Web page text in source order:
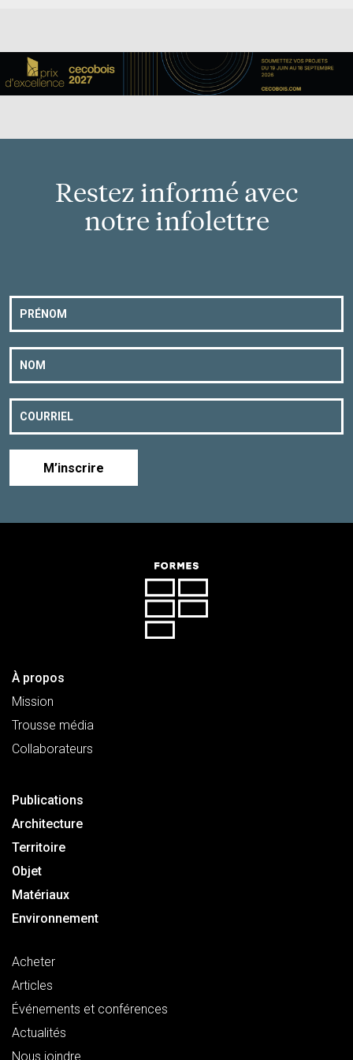
Restez informé avec
notre infolettre
M’inscrire
À propos
Mission
Trousse média
Collaborateurs
Publications
Architecture
Territoire
Objet
Matériaux
Environnement
Acheter
Articles
Événements et conférences
Actualités
Nous joindre